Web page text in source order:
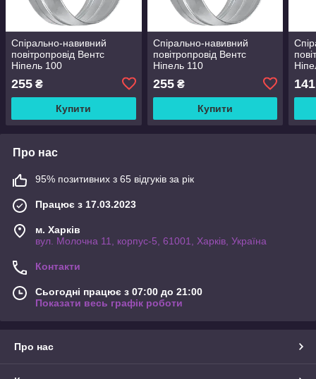
Спірально-навивний
повітропровід Вентс
Ніпель 100
255 ₴
Купити
Спірально-навивний
повітропровід Вентс
Ніпель 110
255₴
Купити
141
Про нас
95% позитивних з 65 відгуків за рік
Працює з 17.03.2023
м. Харків
вул. Молочна 11, корпус-5, 61001, Харків, Україна
Контакти
Сьогодні працює з 07:00 до 21:00
Показати весь графік роботи
Про нас